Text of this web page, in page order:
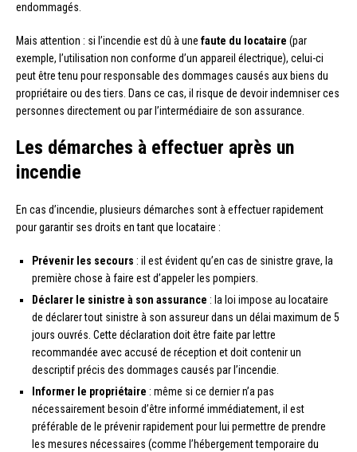
endommagés.
Mais attention : si l’incendie est dû à une faute du locataire (par
exemple, l’utilisation non conforme d’un appareil électrique), celui-ci
peut être tenu pour responsable des dommages causés aux biens du
propriétaire ou des tiers. Dans ce cas, il risque de devoir indemniser ces
personnes directement ou par l’intermédiaire de son assurance.
Les démarches à effectuer après un
incendie
En cas d’incendie, plusieurs démarches sont à effectuer rapidement
pour garantir ses droits en tant que locataire :
Prévenir les secours : il est évident qu’en cas de sinistre grave, la
première chose à faire est d’appeler les pompiers.
Déclarer le sinistre à son assurance : la loi impose au locataire
de déclarer tout sinistre à son assureur dans un délai maximum de 5
jours ouvrés. Cette déclaration doit être faite par lettre
recommandée avec accusé de réception et doit contenir un
descriptif précis des dommages causés par l’incendie.
Informer le propriétaire : même si ce dernier n’a pas
nécessairement besoin d’être informé immédiatement, il est
préférable de le prévenir rapidement pour lui permettre de prendre
les mesures nécessaires (comme l’hébergement temporaire du